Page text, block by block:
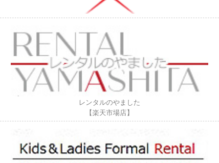
レンタルのやました
【楽天市場店】